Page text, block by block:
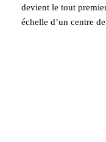
devient le tout
échelle d’un centre